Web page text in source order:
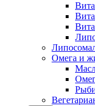
Омега и